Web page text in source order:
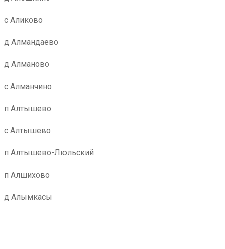
с Аликово
д Алмандаево
д Алманово
с Алманчино
п Алтышево
с Алтышево
п Алтышево-Люльский
п Алшихово
д Алымкасы